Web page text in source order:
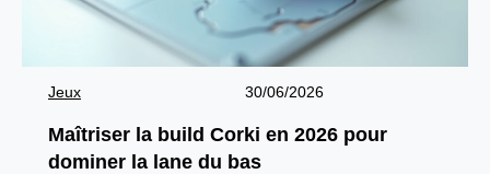
Jeux 30/06/2026
Maîtriser la build Corki en 2026 pour
dominer la lane du bas